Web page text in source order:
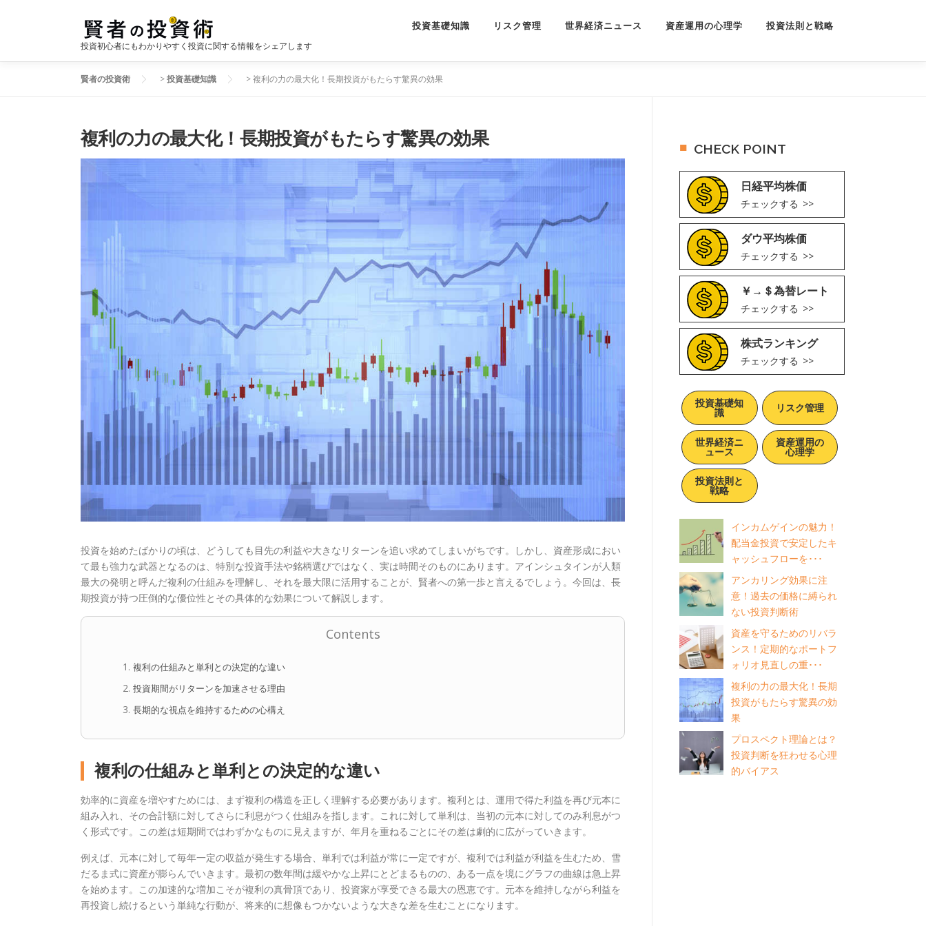
投資初心者にもわかりやすく投資に関する情報をシェアします
投資基礎知識 リスク管理 世界経済ニュース 資産運用の心理学 投資法則と戦略
賢者の投資術 >投資基礎知識 >複利の力の最大化！長期投資がもたらす驚異の効果
複利の力の最大化！長期投資がもたらす驚異の効果
投資を始めたばかりの頃は、どうしても目先の利益や大きなリターンを追い求めてしまいがちです。しかし、資産形成におい
て最も強力な武器となるのは、特別な投資手法や銘柄選びではなく、実は時間そのものにあります。アインシュタインが人類
最大の発明と呼んだ複利の仕組みを理解し、それを最大限に活用することが、賢者への第一歩と言えるでしょう。今回は、長
期投資が持つ圧倒的な優位性とその具体的な効果について解説します。
Contents
複利の仕組みと単利との決定的な違い
投資期間がリターンを加速させる理由
長期的な視点を維持するための心構え
複利の仕組みと単利との決定的な違い
効率的に資産を増やすためには、まず複利の構造を正しく理解する必要があります。複利とは、運用で得た利益を再び元本に
組み入れ、その合計額に対してさらに利息がつく仕組みを指します。これに対して単利は、当初の元本に対してのみ利息がつ
く形式です。この差は短期間ではわずかなものに見えますが、年月を重ねるごとにその差は劇的に広がっていきます。
例えば、元本に対して毎年一定の収益が発生する場合、単利では利益が常に一定ですが、複利では利益が利益を生むため、雪
だるま式に資産が膨らんでいきます。最初の数年間は緩やかな上昇にとどまるものの、ある一点を境にグラフの曲線は急上昇
を始めます。この加速的な増加こそが複利の真骨頂であり、投資家が享受できる最大の恩恵です。元本を維持しながら利益を
再投資し続けるという単純な行動が、将来的に想像もつかないような大きな差を生むことになります。
CHECK POINT
日経平均株価
チェックする
ダウ平均株価
チェックする
￥→＄為替レート
チェックする
株式ランキング
チェックする
投資基礎知
識 リスク管理
世界経済ニ
ュース
資産運用の
心理学
投資法則と
戦略
インカムゲインの魅力！
配当金投資で安定したキ
ャッシュフローを･･･
アンカリング効果に注
意！過去の価格に縛られ
ない投資判断術
資産を守るためのリバラ
ンス！定期的なポートフ
ォリオ見直しの重･･･
複利の力の最大化！長期
投資がもたらす驚異の効
果
プロスペクト理論とは？
投資判断を狂わせる心理
的バイアス